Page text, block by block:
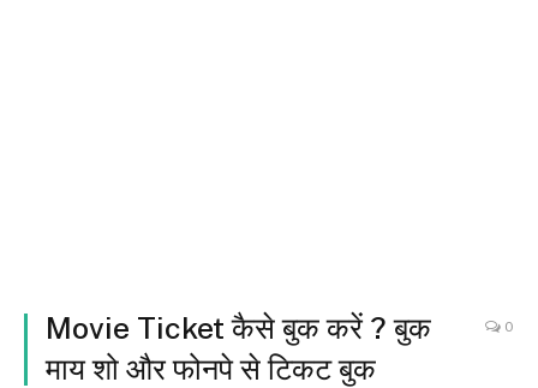
Movie Ticket कैसे बुक करें ? बुक
माय शो और फोनपे से टिकट बुक
0